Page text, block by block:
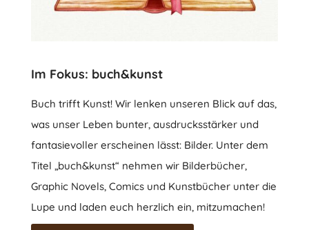
Im Fokus: buch&kunst
Buch trifft Kunst! Wir lenken unseren Blick auf das,
was unser Leben bunter, ausdrucksstärker und
fantasievoller erscheinen lässt: Bilder. Unter dem
Titel „buch&kunst“ nehmen wir Bilderbücher,
Graphic Novels, Comics und Kunstbücher unter die
Lupe und laden euch herzlich ein, mitzumachen!